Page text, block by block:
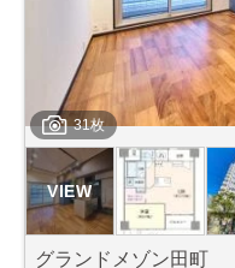
31枚
グランドメゾン田町